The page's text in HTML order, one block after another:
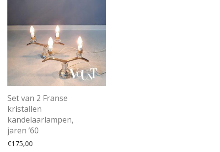
Set van 2 Franse
kristallen
kandelaarlampen,
jaren ’60
€175,00